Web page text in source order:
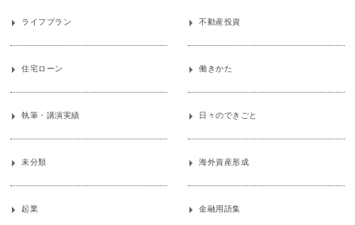
ライフプラン 不動産投資
住宅ローン 働きかた
執筆・講演実績 日々のできごと
未分類 海外資産形成
起業 金融用語集